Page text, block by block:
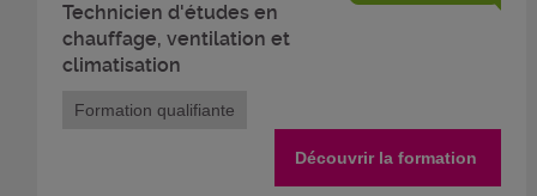
Technicien d'études en
chauffage, ventilation et
climatisation
Formation qualifiante
Découvrir la formation